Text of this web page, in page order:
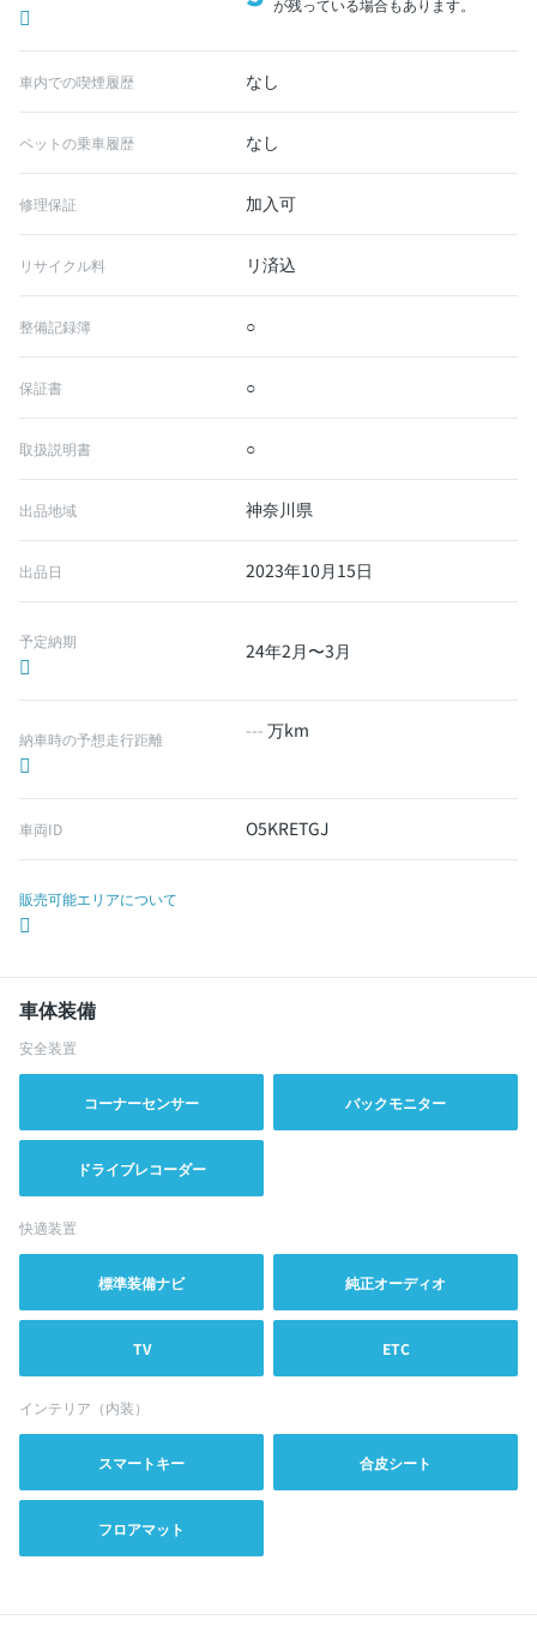
が残っている場合もあります。
車内での喫煙履歴 なし
ペットの乗車履歴 なし
修理保証 加入可
リサイクル料 リ済込
整備記録簿 ○
保証書 ○
取扱説明書 ○
出品地域 神奈川県
出品日 2023年10月15日
予定納期 24年2月〜3月
納車時の予想走行距離 --- 万km
車両ID O5KRETGJ
販売可能エリアについて
車体装備
安全装置
コーナーセンサー バックモニター
ドライブレコーダー
快適装置
標準装備ナビ 純正オーディオ
TV ETC
インテリア（内装）
スマートキー 合皮シート
フロアマット